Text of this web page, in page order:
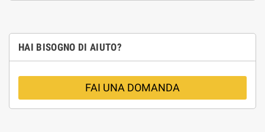
HAI BISOGNO DI AIUTO?
FAI UNA DOMANDA